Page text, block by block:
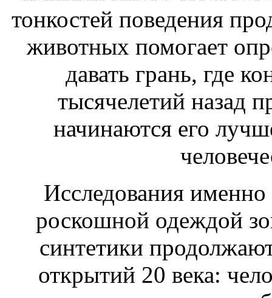
тонкостей поведения
животных помогает
давать грань, где
тысячелетий назад
начинаются его
Исследования
роскошной одеждой
синтетики
открытий 20 века: